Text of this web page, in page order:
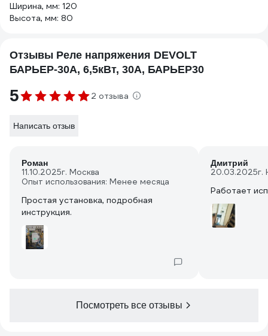
Ширина, мм: 120
Высота, мм: 80
Отзывы Реле напряжения DEVOLT
БАРЬЕР-30A, 6,5кВт, 30А, БАРЬЕР30
5 2 отзыва
Написать отзыв
Роман
11.10.2025г. Москва
Опыт использования: Менее месяца
Простая установка, подробная
инструкция.
Дмитрий
20.03.2025г.
Работает
Посмотреть все отзывы